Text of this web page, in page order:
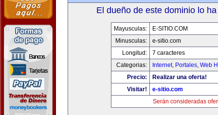
El dueño de este dominio lo
Mayusculas:
E-SITIO.COM
Minusculas:
e-sitio.com
Longitud:
7 caracteres
Categorias:
Internet, Portales, Web
Precio:
Realizar una oferta!
Visitar!
e-sitio.com
Serán consideradas